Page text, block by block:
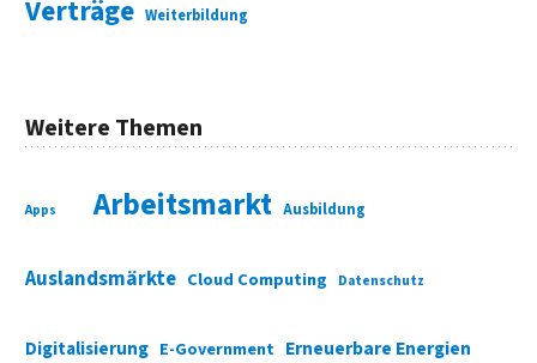
Verträge Weiterbildung
Weitere Themen
Apps Arbeitsmarkt Ausbildung
Auslandsmärkte Cloud Computing Datenschutz
Digitalisierung E-Government Erneuerbare Energien